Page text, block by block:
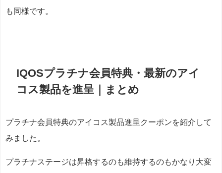
も同様です。
IQOSプラチナ会員特典・最新のアイ
コス製品を進呈｜まとめ
プラチナ会員特典のアイコス製品進呈クーポンを紹介して
みました。
プラチナステージは昇格するのも維持するのもかなり大変